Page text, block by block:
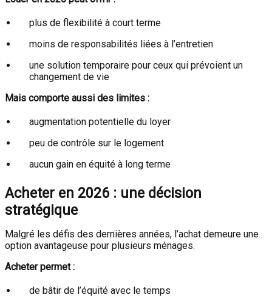
plus de flexibilité à court terme
moins de responsabilités liées à l’entretien
une solution temporaire pour ceux qui prévoient un
changement de vie
Mais comporte aussi des limites :
augmentation potentielle du loyer
peu de contrôle sur le logement
aucun gain en équité à long terme
Acheter en 2026 : une décision
stratégique
Malgré les défis des dernières années, l’achat demeure une
option avantageuse pour plusieurs ménages.
Acheter permet :
de bâtir de l’équité avec le temps